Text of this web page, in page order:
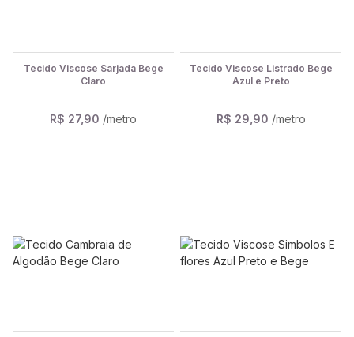
Tecido Viscose Sarjada Bege
Claro
R$ 27,90 /metro
Tecido Viscose Listrado Bege
Azul e Preto
R$ 29,90 /metro